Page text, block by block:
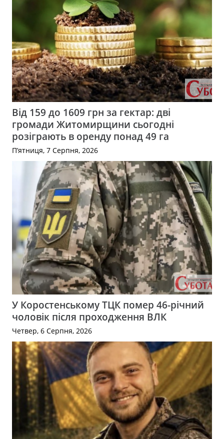
Від 159 до 1609 грн за гектар: дві
громади Житомирщини сьогодні
розіграють в оренду понад 49 га
П’ятниця, 7 Серпня, 2026
У Коростенському ТЦК помер 46-річний
чоловік після проходження ВЛК
Четвер, 6 Серпня, 2026